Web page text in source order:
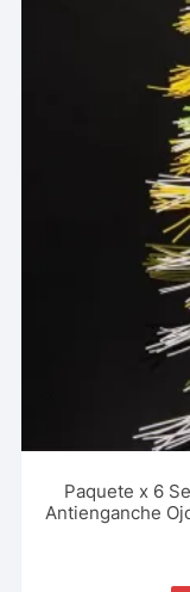
Paquete x 6
Antienganche